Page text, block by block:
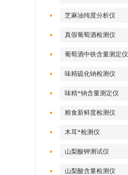
芝麻油纯度分析仪
真假葡萄酒检测仪
葡萄酒中铁含量测定仪
味精硫化钠检测仪
味精*钠含量测定仪
粮食新鲜度检测仪
木耳*检测仪
山梨酸钾测试仪
山梨酸含量检测仪